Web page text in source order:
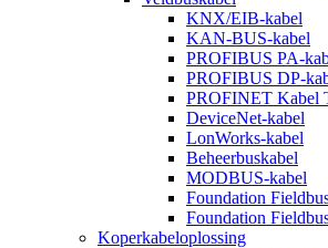
KNX/EIB-kabel
KAN-BUS-kabel
PROFIBUS PA-
PROFIBUS DP-
PROFINET Kabel
DeviceNet-kabel
LonWorks-kabel
Beheerbuskabel
MODBUS-kabel
Foundation
Foundation
Koperkabeloplossing